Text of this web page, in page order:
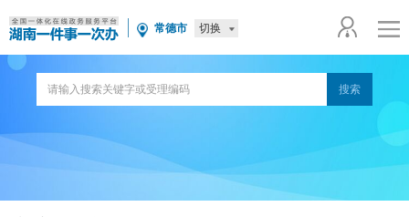
常德市 切换